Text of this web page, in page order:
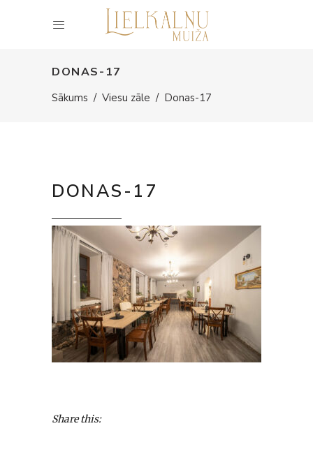
DONAS-17
Sākums / Viesu zāle / Donas-17
DONAS-17
Share this: